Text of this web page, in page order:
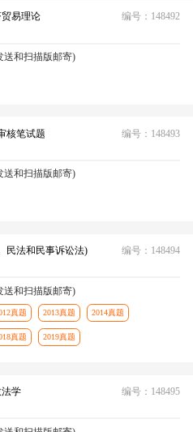
贸易理论 编号：148492
送和扫描版邮寄)
核笔试题 编号：148493
送和扫描版邮寄)
民法和民事诉讼法) 编号：148494
送和扫描版邮寄)
真题 2013真题 2014真题
真题 2019真题
学 编号：148495